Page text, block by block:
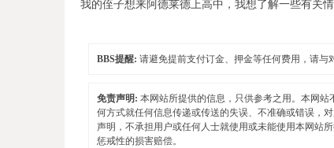
我的侄子想来阿德莱德上高中，我想了解一些有关
BBS提醒: 请避免提前支付订金、押金等任何费用，请与
免责声明: 本网站所提供的信息，只供参考之用。本网
何方式就任何信息传递或传送的失误、不准确或错误，
声明，不承担用户或任何人士就使用或未能使用本网站
惩戒性的损害赔偿。